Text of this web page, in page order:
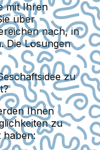
mit Ihren
über
nach, in
Die Lösungen
zu
Ihnen
zu
haben: